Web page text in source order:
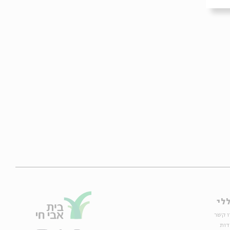
קשר